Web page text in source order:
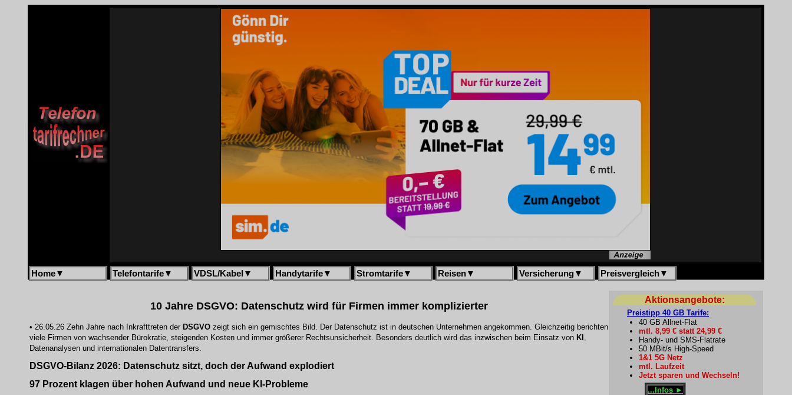
Home▼ Telefontarife▼ VDSL/Kabel ▼ Handytarife▼ Stromtarife▼ Reisen▼ Versicherung▼ Preisvergleich▼
10 Jahre DSGVO: Datenschutz wird für Firmen immer komplizierter
• 26.05.26 Zehn Jahre nach Inkrafttreten der DSGVO zeigt sich ein gemischtes Bild. Der Datenschutz ist in deutschen Unternehmen angekommen. Gleichzeitig berichten
viele Firmen von wachsender Bürokratie, steigenden Kosten und immer größerer Rechtsunsicherheit. Besonders deutlich wird das inzwischen beim Einsatz von KI ,
Datenanalysen und internationalen Datentransfers.
DSGVO-Bilanz 2026: Datenschutz sitzt, doch der Aufwand explodiert
97 Prozent klagen über hohen Aufwand und neue KI-Probleme
Aktionsangebote:
Preistipp 40 GB Tarife:
40 GB Allnet-Flat
mtl. 8,99 € statt 24,99 €
Handy- und SMS-Flatrate
50 MBit/s High-Speed
1&1 5G Netz
mtl. Laufzeit
Jetzt sparen und Wechseln!
...Infos ►